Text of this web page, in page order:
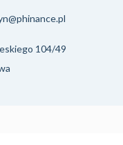
104/49